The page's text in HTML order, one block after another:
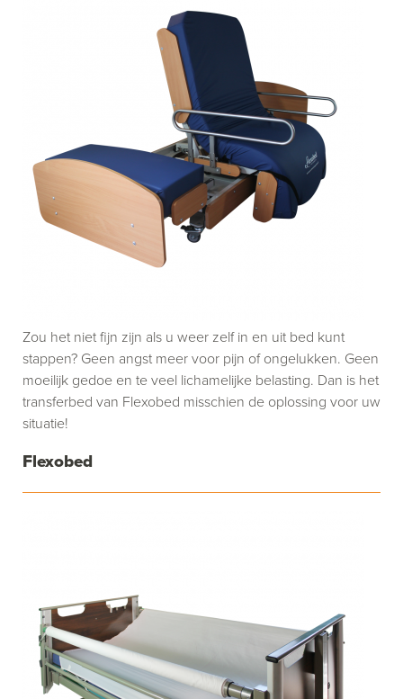
Flexobed
Zou het niet fijn zijn als u weer zelf in en uit bed kunt
stappen? Geen angst meer voor pijn of ongelukken. Geen
moeilijk gedoe en te veel lichamelijke belasting. Dan is het
transferbed van Flexobed misschien de oplossing voor uw
situatie!